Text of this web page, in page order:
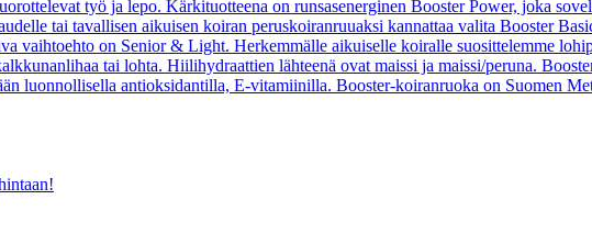
työ ja lepo. Kärkituotteena on runsasenerginen Booster Power, joka
tai tavallisen aikuisen koiran peruskoiranruuaksi kannattaa valita Booster
vaihtoehto on Senior & Light. Herkemmälle aikuiselle koiralle suosittelemme
tai lohta. Hiilihydraattien lähteenä ovat maissi ja maissi/peruna.
luonnollisella antioksidantilla, E-vitamiinilla. Booster-koiranruoka on Suomen